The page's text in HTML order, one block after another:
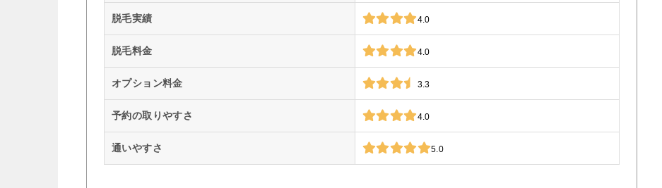
脱毛実績 4.0
脱毛料金 4.0
オプション料金 3.3
予約の取りやすさ 4.0
通いやすさ 5.0